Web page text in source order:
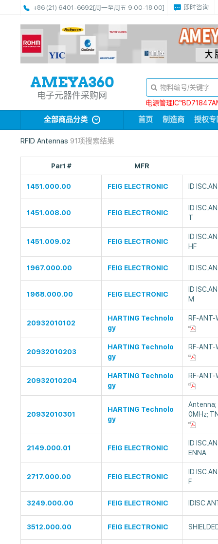
+86 (21) 6401-6692[周一至周五 9:00-18:00] 即时咨询
电子元器件采购网
电源管理
全部商品分类 首页 制造商 授权专
RFID Antennas 91项搜索结果
Part # MFR
1451.000.00 FEIG ELECTRONIC ID
1451.008.00 FEIG ELECTRONIC
ID
T
1451.009.02 FEIG ELECTRONIC
ID
HF
1967.000.00 FEIG ELECTRONIC ID
1968.000.00 FEIG ELECTRONIC
ID
M
20932010102
HARTING Technolo
gy
RF-ANT-
20932010203
HARTING Technolo
gy
RF-
20932010204
HARTING Technolo
gy
RF-
20932010301
HARTING Technolo
gy
0MHz;
2149.000.01 FEIG ELECTRONIC
ID
ENNA
2717.000.00 FEIG ELECTRONIC
ID
F
3249.000.00 FEIG ELECTRONIC
3512.000.00 FEIG ELECTRONIC